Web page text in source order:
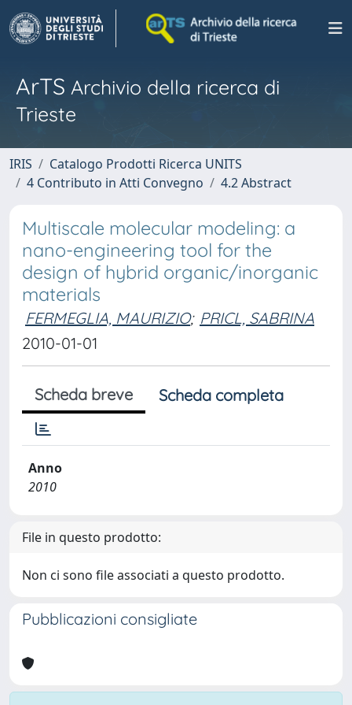
ArTS Archivio della ricerca di
Trieste
IRIS
Catalogo Prodotti Ricerca UNITS
4 Contributo in Atti Convegno
4.2 Abstract
Multiscale molecular modeling: a
nano-engineering tool for the
design of hybrid organic/inorganic
materials
FERMEGLIA, MAURIZIO; PRICL, SABRINA
2010-01-01
Scheda breve Scheda completa
Anno
2010
File in questo prodotto:
Non ci sono file associati a questo prodotto.
Pubblicazioni consigliate